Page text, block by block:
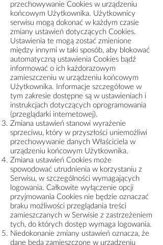
przechowywanie Cookies w urządzeniu
końcowym Użytkownika. Użytkownicy
serwisu mogą dokonać w każdym czasie
zmiany ustawień dotyczących Cookies.
Ustawienia te mogą zostać zmienione
między innymi w taki sposób, aby blokować
automatyczną ustawienia Cookies bądź
informować o ich każdorazowym
zamieszczeniu w urządzeniu końcowym
Użytkownika. Informacje szczegółowe w
tym zakresie dostępne są w ustawieniach i
instrukcjach dotyczących oprogramowania
(przeglądarki internetowej).
Zmiana ustawień stanowi wyrażenie
sprzeciwu, który w przyszłości uniemożliwi
przechowywanie danych Właściciela w
urządzeniu końcowym Użytkownika.
Zmiana ustawień Cookies może
spowodować utrudnienia w korzystaniu z
Serwisu, w szczególności wymagających
logowania. Całkowite wyłączenie opcji
przyjmowania Cookies nie będzie oznaczać
braku możliwości przeglądania treści
zamieszczanych w Serwisie z zastrzeżeniem
tych, do których dostęp wymaga logowania.
Niedokonanie zmiany ustawień oznacza, że
dane będą zamieszczone w urządzeniu